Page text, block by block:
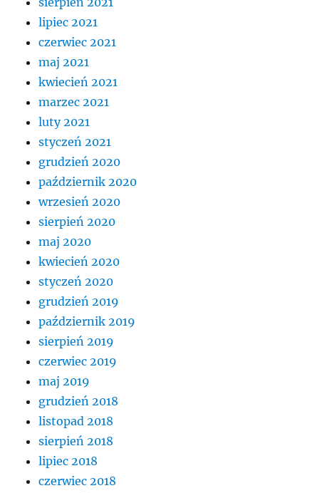
lipiec 2021
czerwiec 2021
maj 2021
kwiecień 2021
marzec 2021
luty 2021
styczeń 2021
grudzień 2020
październik 2020
wrzesień 2020
sierpień 2020
maj 2020
kwiecień 2020
styczeń 2020
grudzień 2019
październik 2019
sierpień 2019
czerwiec 2019
maj 2019
grudzień 2018
listopad 2018
sierpień 2018
lipiec 2018
czerwiec 2018